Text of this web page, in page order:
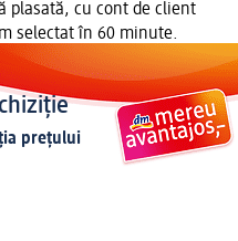
plasată, cu cont de client
selectat în 60 minute.
prețului